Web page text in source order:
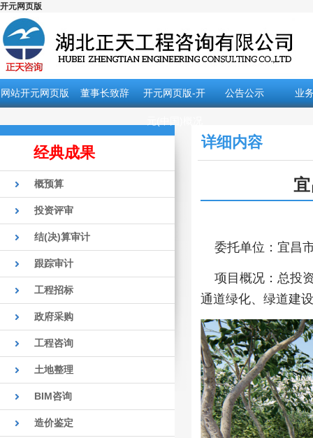
开元网页版
网站开元网页版 董事长致辞 开元网页版-开 公告公示 业
经典成果
概预算
投资评审
结(决)算审计
跟踪审计
工程招标
政府采购
工程咨询
土地整理
BIM咨询
造价鉴定
详细内容
委托单位： 宜昌
项目概况： 总投
通道绿化、绿道建